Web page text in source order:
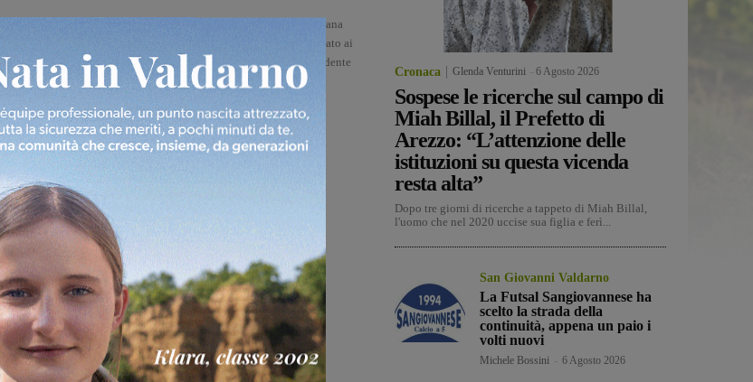
Valdarno Winter Game 2026, il memorial, sostenuto dalla Asl Toscana
sud est e patrocinato dal Comune di Terranuova Bracciolini, dedicato ai
due operatori della Misericordia di Terranuova scomparsi nell'incidente
del 4 agosto 2025 in A1, Giulia Santoni e Gianni...
Cronaca Glenda Venturini 6 Agosto 2026
Sospese le ricerche sul campo di
Miah Billal, il Prefetto di
Arezzo: “L’attenzione delle
istituzioni su questa vicenda
resta alta”
Dopo tre giorni di ricerche a tappeto di Miah Billal,
l'uomo che nel 2020 uccise sua figlia e ferì...
San Giovanni Valdarno
La Futsal Sangiovannese ha
scelto la strada della
continuità, appena un paio i
volti nuovi
Michele Bossini 6 Agosto 2026